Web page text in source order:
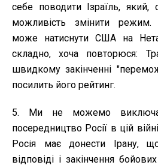
себе поводити Ізраїль,
можливість змінити режим.
може натиснути США на
складно, хоча повторюся:
швидкому закінченні
посилить його рейтинг.
5. Ми не можемо
посередництво Росії в цій
Росія має донести Ірану,
відповіді і закінчення